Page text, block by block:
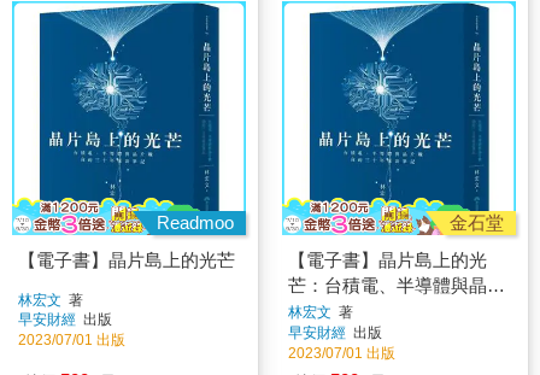
Readmoo
【電子書】晶片島上的光芒
林宏文 著
早安財經 出版
2023/07/01 出版
金石堂
【電子書】晶片島上的光
芒：台積電、半導體與晶片
戰，我的30年採訪筆記
林宏文 著
早安財經 出版
2023/07/01 出版